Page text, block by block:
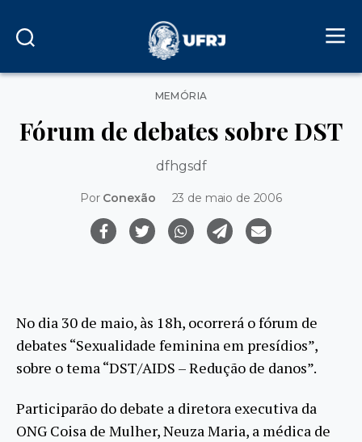
Categorias
MEMÓRIA
Fórum de debates sobre DST
dfhgsdf
Por Conexão 23 de maio de 2006
No dia 30 de maio, às 18h, ocorrerá o fórum de
debates “Sexualidade feminina em presídios”,
sobre o tema “DST/AIDS – Redução de danos”.
Participarão do debate a diretora executiva da
ONG Coisa de Mulher, Neuza Maria, a médica de